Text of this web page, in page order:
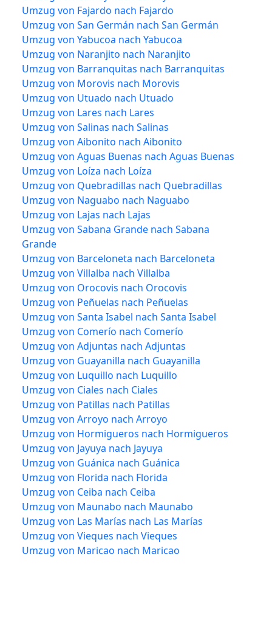
Umzug von Fajardo nach Fajardo
Umzug von San Germán nach San Germán
Umzug von Yabucoa nach Yabucoa
Umzug von Naranjito nach Naranjito
Umzug von Barranquitas nach Barranquitas
Umzug von Morovis nach Morovis
Umzug von Utuado nach Utuado
Umzug von Lares nach Lares
Umzug von Salinas nach Salinas
Umzug von Aibonito nach Aibonito
Umzug von Aguas Buenas nach Aguas Buenas
Umzug von Loíza nach Loíza
Umzug von Quebradillas nach Quebradillas
Umzug von Naguabo nach Naguabo
Umzug von Lajas nach Lajas
Umzug von Sabana Grande nach Sabana
Grande
Umzug von Barceloneta nach Barceloneta
Umzug von Villalba nach Villalba
Umzug von Orocovis nach Orocovis
Umzug von Peñuelas nach Peñuelas
Umzug von Santa Isabel nach Santa Isabel
Umzug von Comerío nach Comerío
Umzug von Adjuntas nach Adjuntas
Umzug von Guayanilla nach Guayanilla
Umzug von Luquillo nach Luquillo
Umzug von Ciales nach Ciales
Umzug von Patillas nach Patillas
Umzug von Arroyo nach Arroyo
Umzug von Hormigueros nach Hormigueros
Umzug von Jayuya nach Jayuya
Umzug von Guánica nach Guánica
Umzug von Florida nach Florida
Umzug von Ceiba nach Ceiba
Umzug von Maunabo nach Maunabo
Umzug von Las Marías nach Las Marías
Umzug von Vieques nach Vieques
Umzug von Maricao nach Maricao